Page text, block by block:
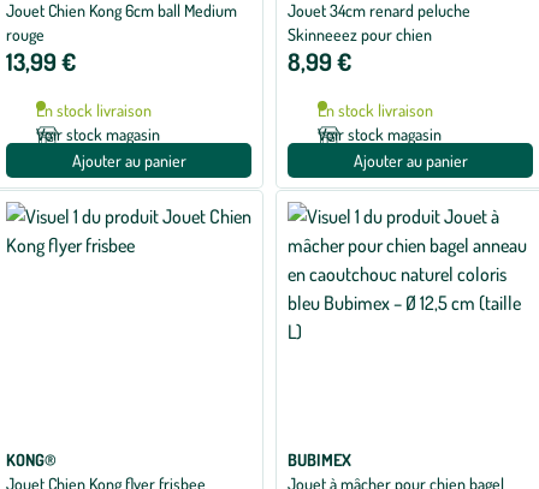
Jouet Chien Kong 6cm ball Medium
rouge
13,99 €
En stock livraison
Voir stock magasin
Ajouter au panier
Jouet 34cm renard peluche
Skinneeez pour chien
8,99 €
En stock livraison
Voir stock magasin
Ajouter au panier
KONG®
Jouet Chien Kong flyer frisbee
BUBIMEX
Jouet à mâcher pour chien bagel